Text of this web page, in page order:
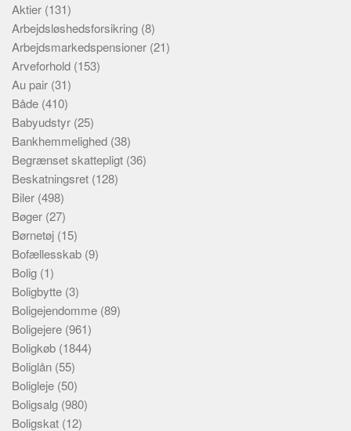
Aktier (131)
Arbejdsløshedsforsikring (8)
Arbejdsmarkedspensioner (21)
Arveforhold (153)
Au pair (31)
Både (410)
Babyudstyr (25)
Bankhemmelighed (38)
Begrænset skattepligt (36)
Beskatningsret (128)
Biler (498)
Bøger (27)
Børnetøj (15)
Bofællesskab (9)
Bolig (1)
Boligbytte (3)
Boligejendomme (89)
Boligejere (961)
Boligkøb (1844)
Boliglån (55)
Boligleje (50)
Boligsalg (980)
Boligskat (12)